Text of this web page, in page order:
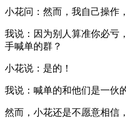
小花问：然而，我自己操作
我说：因为别人算准你必亏
手喊单的群？
小花说：是的！
我说：喊单的和他们是一伙
然而，小花还是不愿意相信